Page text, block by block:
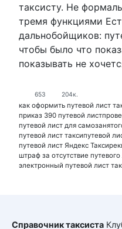
таксисту. Не
тремя функциями
дальнобойщиков:
чтобы было что
показывать не
653 204к.
как оформить путевой лист
приказ 390 путевой лист
путевой лист для
путевой лист таксипутевой
путевой лист Яндекс Такси
штраф за отсутствие путевого
электронный путевой лист
Справочник таксиста